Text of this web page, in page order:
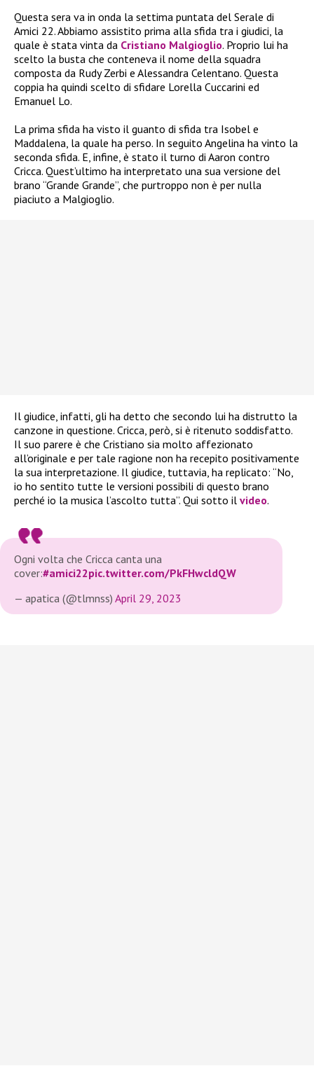
Questa sera va in onda la settima puntata del Serale di
Amici 22. Abbiamo assistito prima alla sfida tra i giudici, la
quale è stata vinta da Cristiano Malgioglio. Proprio lui ha
scelto la busta che conteneva il nome della squadra
composta da Rudy Zerbi e Alessandra Celentano. Questa
coppia ha quindi scelto di sfidare Lorella Cuccarini ed
Emanuel Lo.
La prima sfida ha visto il guanto di sfida tra Isobel e
Maddalena, la quale ha perso. In seguito Angelina ha vinto la
seconda sfida. E, infine, è stato il turno di Aaron contro
Cricca. Quest’ultimo ha interpretato una sua versione del
brano “Grande Grande”, che purtroppo non è per nulla
piaciuto a Malgioglio.
Il giudice, infatti, gli ha detto che secondo lui ha distrutto la
canzone in questione. Cricca, però, si è ritenuto soddisfatto.
Il suo parere è che Cristiano sia molto affezionato
all’originale e per tale ragione non ha recepito positivamente
la sua interpretazione. Il giudice, tuttavia, ha replicato: “No,
io ho sentito tutte le versioni possibili di questo brano
perché io la musica l’ascolto tutta”. Qui sotto il video.
Ogni volta che Cricca canta una
cover:#amici22pic.twitter.com/PkFHwcldQW
— apatica (@tlmnss) April 29, 2023